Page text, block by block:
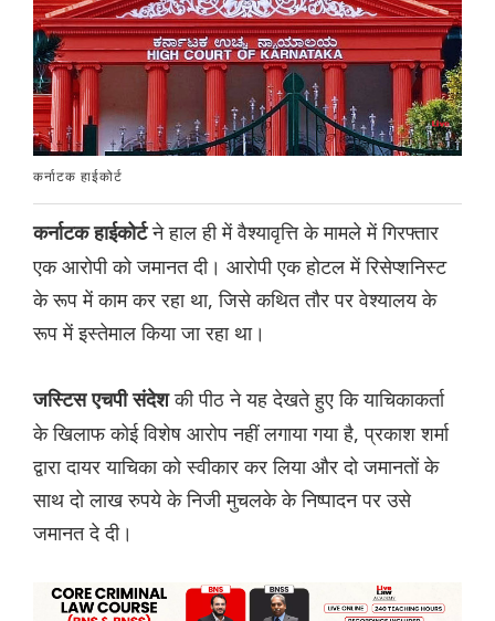
कर्नाटक हाईकोर्ट
कर्नाटक हाईकोर्टने हाल ही में वैश्यावृत्ति के मामले में गिरफ्तार
एक आरोपी को जमानत दी। आरोपी एक होटल में रिसेप्शनिस्ट
के रूप में काम कर रहा था, जिसे कथित तौर पर वेश्यालय के
रूप में इस्तेमाल किया जा रहा था।
जस्टिस एचपी संदेशकी पीठ ने यह देखते हुए कि याचिकाकर्ता
के खिलाफ कोई विशेष आरोप नहीं लगाया गया है, प्रकाश शर्मा
द्वारा दायर याचिका को स्वीकार कर लिया और दो जमानतों के
साथ दो लाख रुपये के निजी मुचलके के निष्पादन पर उसे
जमानत दे दी।